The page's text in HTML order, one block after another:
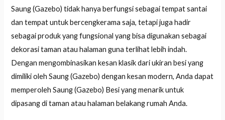
Saung (Gazebo) tidak hanya berfungsi sebagai tempat santai
dan tempat untuk bercengkerama saja, tetapi juga hadir
sebagai produk yang fungsional yang bisa digunakan sebagai
dekorasi taman atau halaman guna terlihat lebih indah.
Dengan mengombinasikan kesan klasik dari ukiran besi yang
dimiliki oleh Saung (Gazebo) dengan kesan modern, Anda dapat
memperoleh Saung (Gazebo) Besi yang menarik untuk
dipasang di taman atau halaman belakang rumah Anda.